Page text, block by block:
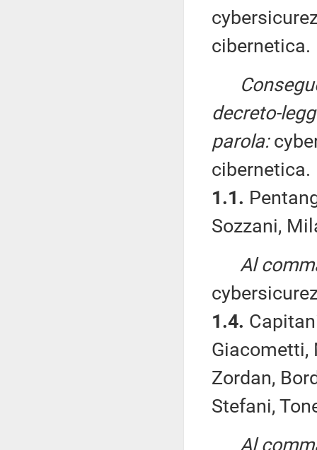
cibernetica.
decreto-
parola:
cibernetica.
1.1.
Sozzani,
Al
1.4.
Giacometti,
Zordan,
Stefani,
Al